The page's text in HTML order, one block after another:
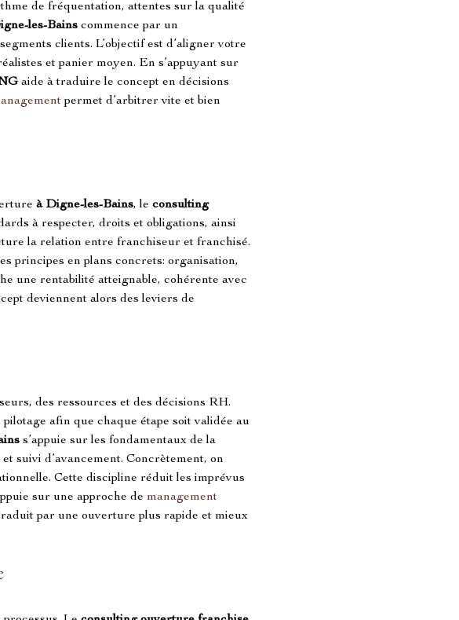
de fréquentation, attentes sur la qualité
les-Bains commence par un
clients. L’objectif est d’aligner votre
et panier moyen. En s’appuyant sur
aide à traduire le concept en décisions
permet d’arbitrer vite et bien
à Digne-les-Bains, le consulting
à respecter, droits et obligations, ainsi
la relation entre franchiseur et franchisé.
principes en plans concrets: organisation,
une rentabilité atteignable, cohérente avec
deviennent alors des leviers de
des ressources et des décisions RH.
afin que chaque étape soit validée au
s’appuie sur les fondamentaux de la
suivi d’avancement. Concrètement, on
Cette discipline réduit les imprévus
sur une approche de management
par une ouverture plus rapide et mieux